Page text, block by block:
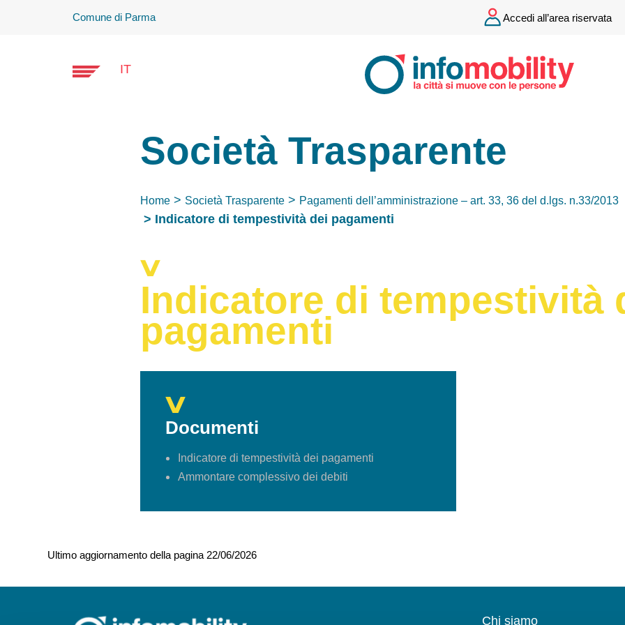
Comune di Parma Accedi all’area riservata
IT
Società Trasparente
Home Società Trasparente Pagamenti dell’amministrazione – art. 33, 36 del d.lgs. n.33/2013
Indicatore di tempestività dei pagamenti
Indicatore di tempestività
pagamenti
Documenti
Indicatore di tempestività dei pagamenti
Ammontare complessivo dei debiti
Ultimo aggiornamento della pagina 22/06/2026
Chi siamo